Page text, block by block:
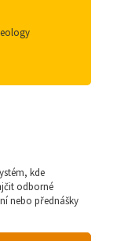
kde
odborné
nebo přednášky